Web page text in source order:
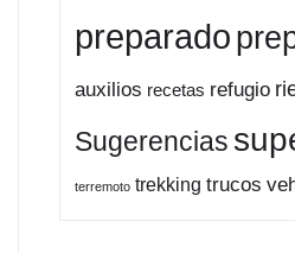
preparado
auxilios recetas refugio
Sugerencias
terremoto trekking trucos